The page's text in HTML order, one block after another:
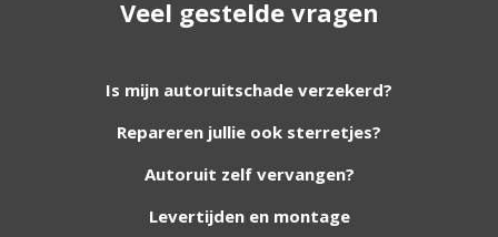
Veel gestelde vragen
Is mijn autoruitschade verzekerd?
Repareren jullie ook sterretjes?
Autoruit zelf vervangen?
Levertijden en montage